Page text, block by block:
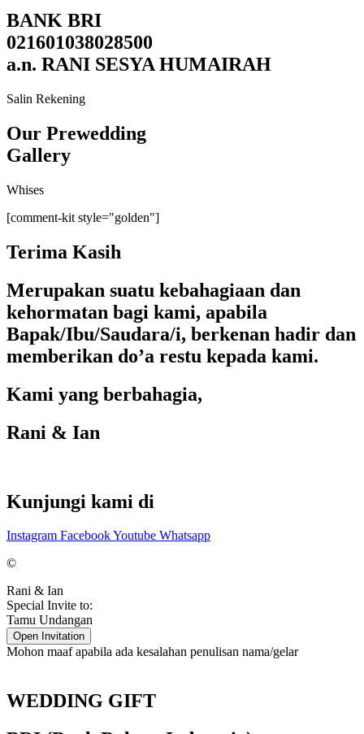
BANK BRI
021601038028500
a.n. RANI SESYA HUMAIRAH
Salin Rekening
Our Prewedding
Gallery
Whises
[comment-kit style="golden"]
Terima Kasih
Merupakan suatu kebahagiaan dan
kehormatan bagi kami, apabila
Bapak/Ibu/Saudara/i, berkenan hadir dan
memberikan do’a restu kepada kami.
Kami yang berbahagia,
Rani & Ian
Kunjungi kami di
Instagram FacebookYoutube Whatsapp
©
Rani & Ian
Special Invite to:
Tamu Undangan
Open Invitation
Mohon maaf apabila ada kesalahan penulisan nama/gelar
WEDDING GIFT